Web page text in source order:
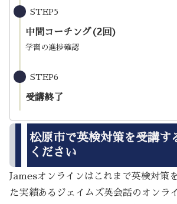
STEP5
中間コーチング(2回)
学習の進捗確認
STEP6
受講終了
松原市で英検対策を受講す
ください
Jamesオンラインはこれまで英検対策
た実績あるジェイムズ英会話のオンラ